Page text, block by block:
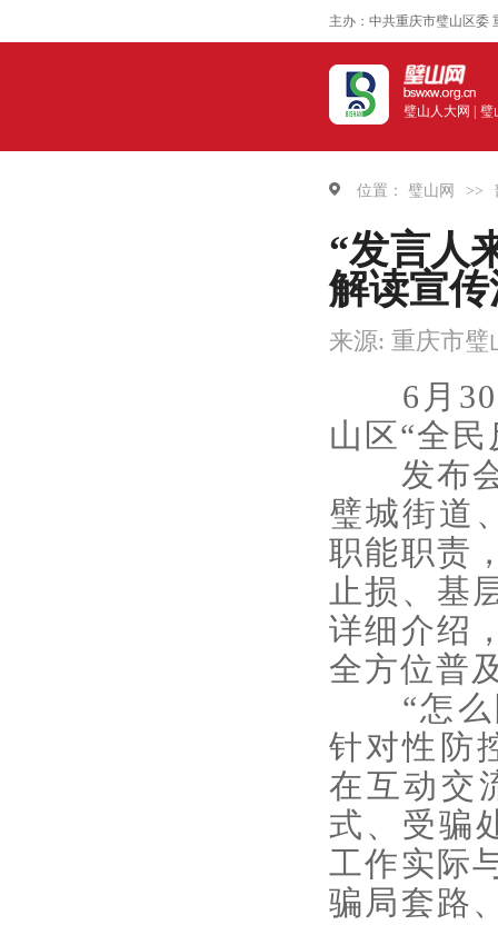
主办：中共重庆市璧山区委
璧山人大网 | 璧
位置： 璧山网 >>
“发言人
解读宣
来源: 重庆市
6月30
山区“全
发布会
璧城街道
职能职责
止损、基
详细介绍
全方位普
“怎么防
针对性防
在互动交
式、受骗
工作实际
骗局套路